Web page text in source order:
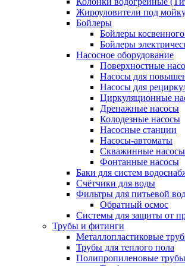
Жироуловители под
Бойлеры
Бойлеры косвенного
Бойлеры
Насосное оборудование
Поверхностные
Насосы для
Насосы для
Циркуляционные
Дренажные насосы
Колодезные насосы
Насосные станции
Насосы-автоматы
Скважинные насосы
Фонтанные насосы
Баки для систем
Счётчики для воды
Фильтры для питьевой
Обратный осмос
Системы для защиты от
Трубы и фитинги
Металлопластиковые
Трубы для теплого пола
Полипропиленовые